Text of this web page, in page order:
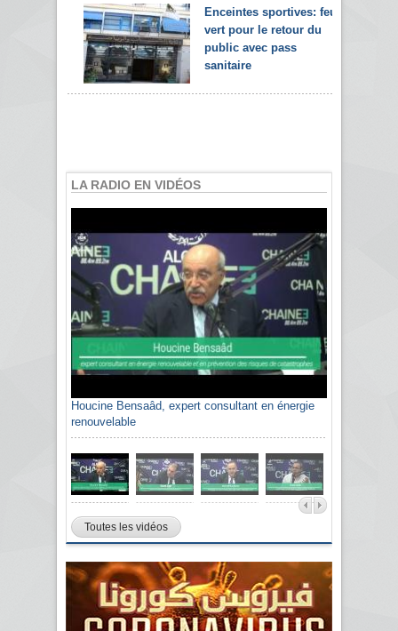
Enceintes sportives: feu
vert pour le retour du
public avec pass
sanitaire
LA RADIO EN VIDÉOS
Houcine Bensaâd, expert consultant en énergie
renouvelable
Toutes les vidéos